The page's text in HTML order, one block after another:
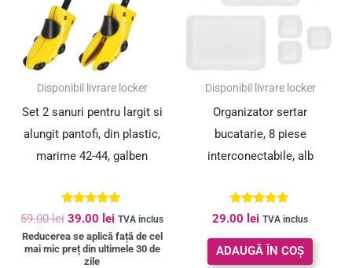
SUPER PREȚ!
Disponibil livrare locker
Set 2 sanuri pentru largit si
alungit pantofi, din plastic,
marime 42-44, galben
Evaluat la
4.86
din 5
59.00lei 39.00 lei TVA inclus
Reducerea se aplică față de cel
mai mic preț din ultimele 30 de
zile
Disponibil livrare locker
Organizator sertar
bucatarie, 8 piese
interconectabile, alb
Evaluat la
5.00
din 5
29.00 lei TVA inclus
ADAUGĂ ÎN COȘ